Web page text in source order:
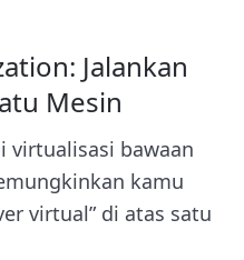
Jalankan
Mesin
virtualisasi bawaan
kamu
virtual” di atas satu